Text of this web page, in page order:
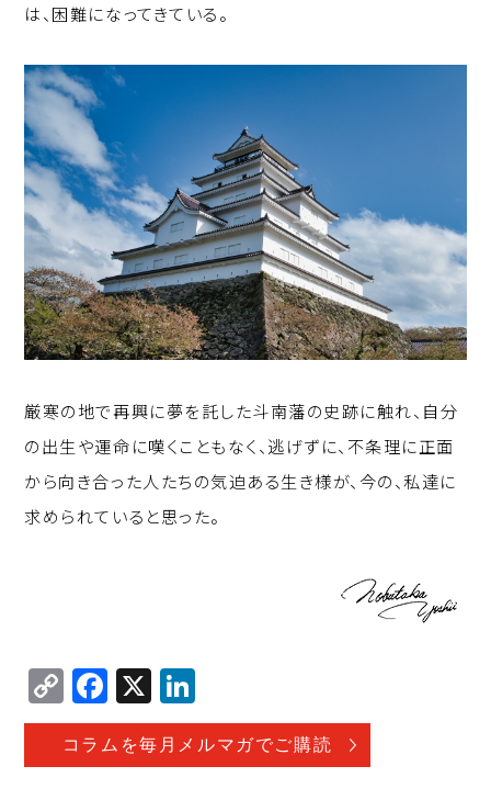
は、困難になってきている。
厳寒の地で再興に夢を託した斗南藩の史跡に触れ、自分
の出生や運命に嘆くこともなく、逃げずに、不条理に正面
から向き合った人たちの気迫ある生き様が、今の、私達に
求められていると思った。
C
o
p
F
a
c
X
n
k
コラムを毎月メルマガでご購読